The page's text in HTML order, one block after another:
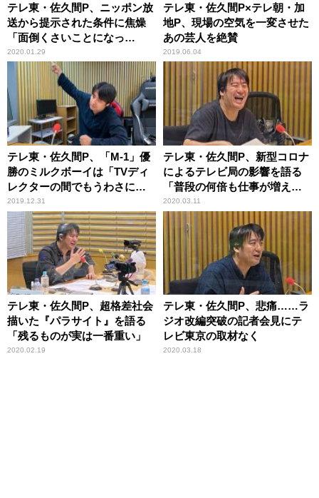
テレ東・佐久間P、ニッポン放
送から提示された条件に焦燥
「面倒くさいことになっ
た……」
2020.01.29
テレ東・佐久間P×テレ朝・加
地P、現場の空気を一変させた
あの芸人を絶賛
2019.06.04
テレ東・佐久間P、「M-1」優
勝のミルクボーイは「TVディ
レクターの間でもうわさにな
っていた」
2019.12.31
テレ東・佐久間P、新型コロナ
によるテレビ局の影響を語る
「普段の何倍も仕事が増えて
大変」
2020.03.11
テレ東・佐久間P、超格差社会
描いた『パラサイト』を語る
「残るものが実は一番重い」
2020.02.19
テレ東・佐久間P、悲痛……ラ
ジオ改編突破の記者会見にテ
レビ東京の取材なく
2020.03.18